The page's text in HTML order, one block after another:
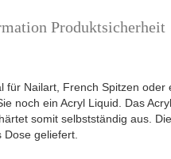
Produktsicherheit
für Nailart, French Spitzen oder
noch ein Acryl Liquid. Das
somit selbstständig aus.
geliefert.